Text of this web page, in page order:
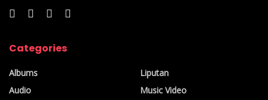
Categories
Albums
Audio
Liputan
Music Video